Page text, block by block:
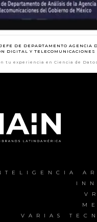
DE DEPARTAMENTO AGENCIA
DIGITAL Y TELECOMUNICACIONES
tu experiencia en Ciencia de
VARIAS